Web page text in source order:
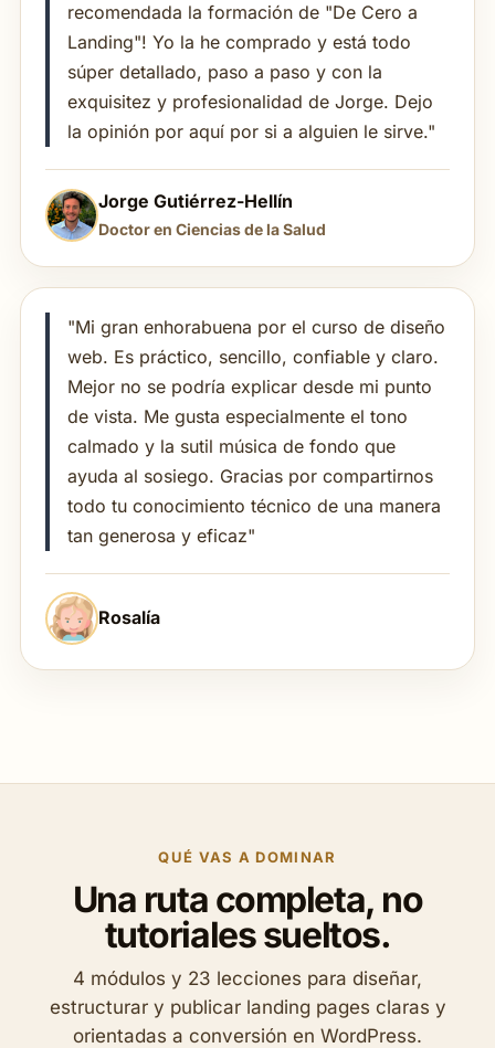
recomendada la formación de "De Cero a
Landing"! Yo la he comprado y está todo
súper detallado, paso a paso y con la
exquisitez y profesionalidad de Jorge. Dejo
la opinión por aquí por si a alguien le sirve."
Jorge Gutiérrez-Hellín
Doctor en Ciencias de la Salud
"Mi gran enhorabuena por el curso de diseño
web. Es práctico, sencillo, confiable y claro.
Mejor no se podría explicar desde mi punto
de vista. Me gusta especialmente el tono
calmado y la sutil música de fondo que
ayuda al sosiego. Gracias por compartirnos
todo tu conocimiento técnico de una manera
tan generosa y eficaz"
Rosalía
QUÉ VAS A DOMINAR
Una ruta completa, no
tutoriales sueltos.
4 módulos y 23 lecciones para diseñar,
estructurar y publicar landing pages claras y
orientadas a conversión en WordPress.